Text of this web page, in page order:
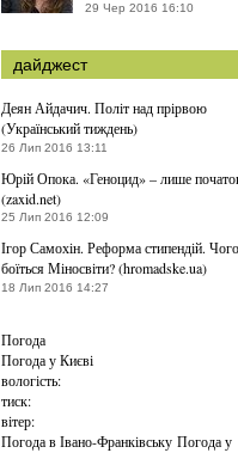
29 Чер 2016 16:10
дайджест
Деян Айдачич. Політ над прірвою
(Український тиждень)
26 Лип 2016 13:11
Юрій Опока. «Геноцид» – лише
(zaxid.net)
25 Лип 2016 12:09
Ігор Самохін. Реформа стипендій. Чого
боїться Міносвіти? (hromadske.ua)
18 Лип 2016 14:27
Погода
Погода уКиєві
вологість:
тиск:
вітер:
Погода в Івано-Франківську Погода у